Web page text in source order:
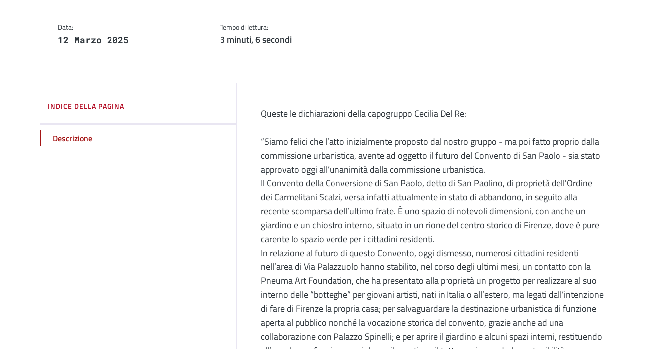
Data:
12 Marzo 2025
Tempo di lettura:
3 minuti, 6 secondi
INDICE DELLA PAGINA
Descrizione
Descrizione
Queste le dichiarazioni della capogruppo Cecilia Del Re:
“Siamo felici che l’atto inizialmente proposto dal nostro gruppo - ma poi fatto proprio dalla
commissione urbanistica, avente ad oggetto il futuro del Convento di San Paolo - sia stato
approvato oggi all’unanimità dalla commissione urbanistica.
Il Convento della Conversione di San Paolo, detto di San Paolino, di proprietà dell'Ordine
dei Carmelitani Scalzi, versa infatti attualmente in stato di abbandono, in seguito alla
recente scomparsa dell’ultimo frate. È uno spazio di notevoli dimensioni, con anche un
giardino e un chiostro interno, situato in un rione del centro storico di Firenze, dove è pure
carente lo spazio verde per i cittadini residenti.
In relazione al futuro di questo Convento, oggi dismesso, numerosi cittadini residenti
nell’area di Via Palazzuolo hanno stabilito, nel corso degli ultimi mesi, un contatto con la
Pneuma Art Foundation, che ha presentato alla proprietà un progetto per realizzare al suo
interno delle “botteghe” per giovani artisti, nati in Italia o all’estero, ma legati dall’intenzione
di fare di Firenze la propria casa; per salvaguardare la destinazione urbanistica di funzione
aperta al pubblico nonché la vocazione storica del convento, grazie anche ad una
collaborazione con Palazzo Spinelli; e per aprire il giardino e alcuni spazi interni, restituendo